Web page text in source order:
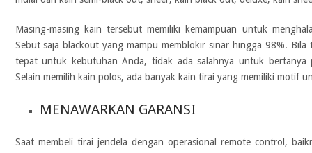
Masing-masing kain tersebut memiliki kemampuan untuk
Sebut saja blackout yang mampu memblokir sinar hingga 98%. Bila
tepat untuk kebutuhan Anda, tidak ada salahnya untuk
Selain memilih kain polos, ada banyak kain tirai yang memiliki motif
MENAWARKAN GARANSI
Saat membeli tirai jendela dengan operasional remote control,